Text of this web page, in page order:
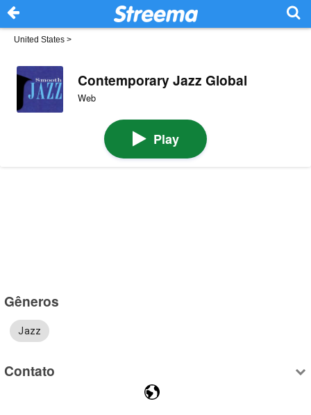
United States >
Contemporary Jazz Global
Web
Play
Gêneros
Jazz
Contato